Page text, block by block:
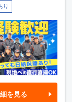
り
を見る